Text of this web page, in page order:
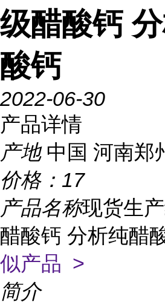
级醋酸钙
酸钙
2022-06-30
产品详情
产地 中国 河南郑
价格： 17
产品名称现货生
醋酸钙 分析纯醋
似产品 >
简介